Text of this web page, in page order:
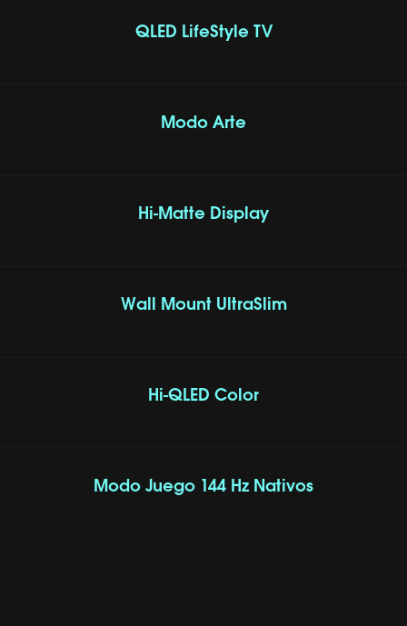
QLED LifeStyle TV
Modo Arte
Hi-Matte Display
Wall Mount UltraSlim
Hi-QLED Color
Modo Juego 144 Hz Nativos